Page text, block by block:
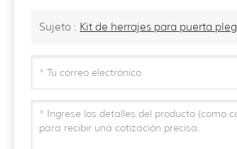
Sujeto : Kit de herrajes para puerta